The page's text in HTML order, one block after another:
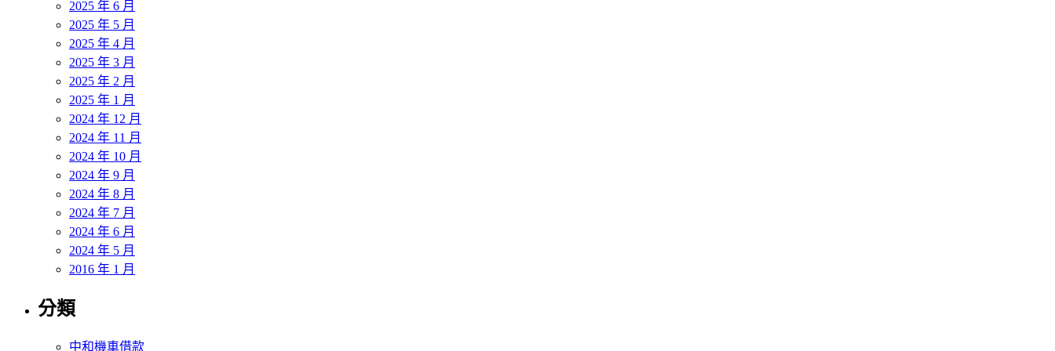
2025 年 6 月
2025 年 5 月
2025 年 4 月
2025 年 3 月
2025 年 2 月
2025 年 1 月
2024 年 12 月
2024 年 11 月
2024 年 10 月
2024 年 9 月
2024 年 8 月
2024 年 7 月
2024 年 6 月
2024 年 5 月
2016 年 1 月
分類
中和機車借款